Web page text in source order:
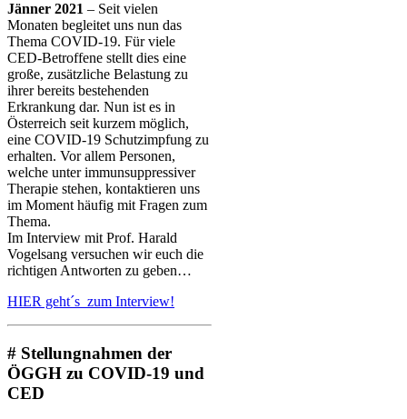
Jänner 2021 – Seit vielen
Monaten begleitet uns nun das
Thema COVID-19. Für viele
CED-Betroffene stellt dies eine
große, zusätzliche Belastung zu
ihrer bereits bestehenden
Erkrankung dar. Nun ist es in
Österreich seit kurzem möglich,
eine COVID-19 Schutzimpfung zu
erhalten. Vor allem Personen,
welche unter immunsuppressiver
Therapie stehen, kontaktieren uns
im Moment häufig mit Fragen zum
Thema.
Im Interview mit Prof. Harald
Vogelsang versuchen wir euch die
richtigen Antworten zu geben…
HIER geht´s zum Interview!
# Stellungnahmen der
ÖGGH zu COVID-19 und
CED